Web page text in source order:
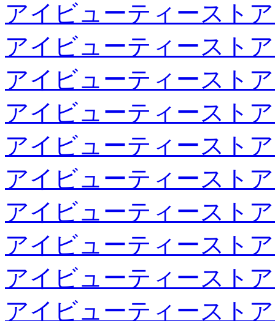
アイビューティースト
アイビューティースト
アイビューティースト
アイビューティースト
アイビューティースト
アイビューティースト
アイビューティースト
アイビューティースト
アイビューティースト
アイビューティースト